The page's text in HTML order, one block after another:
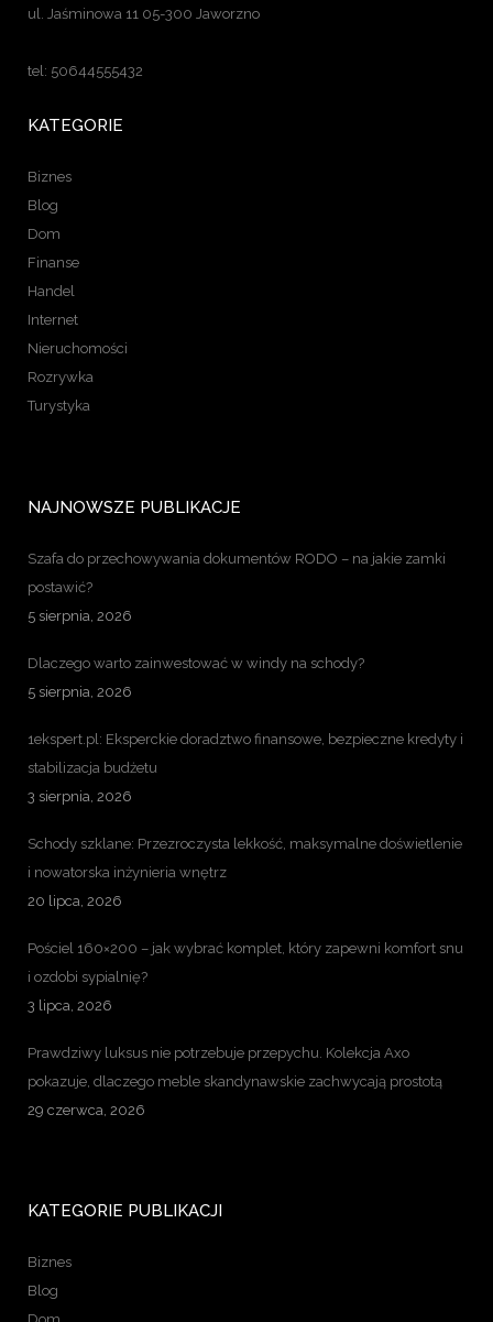
ul. Jaśminowa 11 05-300 Jaworzno
tel: 50644555432
KATEGORIE
Biznes
Blog
Dom
Finanse
Handel
Internet
Nieruchomości
Rozrywka
Turystyka
NAJNOWSZE PUBLIKACJE
Szafa do przechowywania dokumentów RODO – na jakie zamki
postawić?
5 sierpnia, 2026
Dlaczego warto zainwestować w windy na schody?
5 sierpnia, 2026
1ekspert.pl: Eksperckie doradztwo finansowe, bezpieczne kredyty i
stabilizacja budżetu
3 sierpnia, 2026
Schody szklane: Przezroczysta lekkość, maksymalne doświetlenie
i nowatorska inżynieria wnętrz
20 lipca, 2026
Pościel 160×200 – jak wybrać komplet, który zapewni komfort snu
i ozdobi sypialnię?
3 lipca, 2026
Prawdziwy luksus nie potrzebuje przepychu. Kolekcja Axo
pokazuje, dlaczego meble skandynawskie zachwycają prostotą
29 czerwca, 2026
KATEGORIE PUBLIKACJI
Biznes
Blog